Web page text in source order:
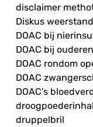
disclaimer
Diskus weerstand
DOAC bij
DOAC bij
DOAC rondom
DOAC
DOAC’s
druppelbril